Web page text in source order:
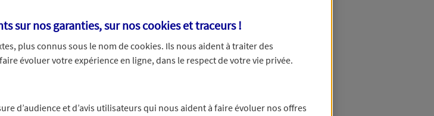
sur nos garanties, sur noscookies et traceurs!
plus connus sous le nom decookies. Ils nous aident à traiter des
évoluer votre expérience en ligne, dans le respect de votre vie privée.
d’audience et d’avis utilisateurs qui nous aident à faire évoluer nos offres